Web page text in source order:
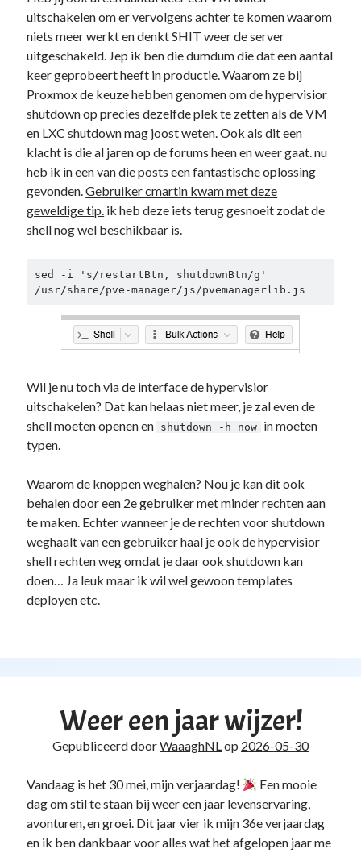
uitschakelen om er vervolgens achter te komen waarom
niets meer werkt en denkt SHIT weer de server
uitgeschakeld. Jep ik ben die dumdum die dat een aantal
keer geprobeert heeft in productie. Waarom ze bij
Proxmox de keuze hebben genomen om de hypervisior
shutdown op precies dezelfde plek te zetten als de VM
en LXC shutdown mag joost weten. Ook als dit een
klacht is die al jaren op de forums heen en weer gaat. nu
heb ik in een van die posts een fantastische oplossing
gevonden.Gebruiker cmartin kwam met deze
geweldige tip. ik heb deze iets terug gesnoeit zodat de
shell nog wel beschikbaar is.
sed -i 's/restartBtn, shutdownBtn/g'
/usr/share/pve-manager/js/pvemanagerlib.js
Wil je nu toch via de interface de hypervisior
uitschakelen? Dat kan helaas niet meer, je zal even de
shell moeten openen en shutdown -h now in moeten
typen.
Waarom de knoppen weghalen? Nou je kan dit ook
behalen door een 2e gebruiker met minder rechten aan
te maken. Echter wanneer je de rechten voor shutdown
weghaalt van een gebruiker haal je ook de hypervisior
shell rechten weg omdat je daar ook shutdown kan
doen… Ja leuk maar ik wil wel gewoon templates
deployen etc.
Weer een jaar wijzer!
Gepubliceerd doorWaaaghNLop 2026-05-30
Vandaag is het 30 mei, mijn verjaardag!
Een mooie
dag om stil te staan bij weer een jaar levenservaring,
avonturen, en groei. Dit jaar vier ik mijn 36e verjaardag
en ik ben dankbaar voor alles wat het afgelopen jaar me